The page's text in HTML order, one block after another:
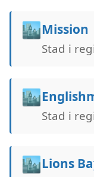
🏙️Mission
Stad i
🏙️
Stad i
🏙️Lions